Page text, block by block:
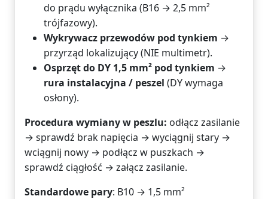
do prądu wyłącznika (B16 → 2,5 mm²
trójfazowy).
Wykrywacz przewodów pod tynkiem →
przyrząd lokalizujący (NIE multimetr).
Osprzęt do DY 1,5 mm² pod tynkiem →
rura instalacyjna / peszel (DY wymaga
osłony).
Procedura wymiany w peszlu: odłącz zasilanie
→ sprawdź brak napięcia → wyciągnij stary →
wciągnij nowy → podłącz w puszkach →
sprawdź ciągłość → załącz zasilanie.
Standardowe pary: B10 → 1,5 mm²